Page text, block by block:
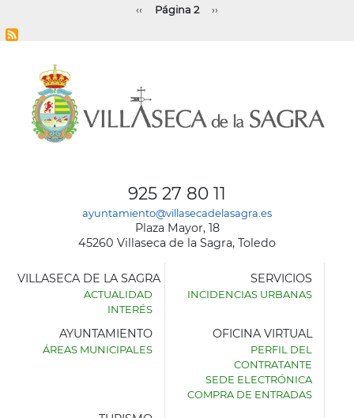
Página
‹‹ Página 2
Siguiente
››
925 27 80 11
ayuntamiento@villasecadelasagra.es
Plaza Mayor, 18
45260 Villaseca de la Sagra, Toledo
AYUNTAMIENTO
VILLASECA DE LA SAGRA
ACTUALIDAD
INTERÉS
SERVICIOS
INCIDENCIAS URBANAS
AYUNTAMIENTO
ÁREAS MUNICIPALES
OFICINA VIRTUAL
PERFIL DEL
CONTRATANTE
SEDE ELECTRÓNICA
COMPRA DE ENTRADAS